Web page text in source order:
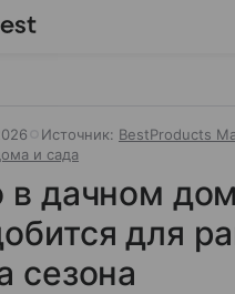
Источник: BestProducts
и сада
в дачном
для
сезона